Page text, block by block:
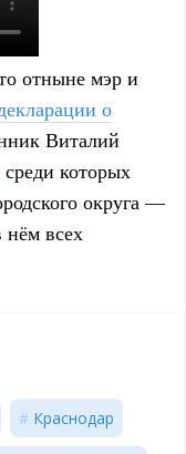
отныне мэр и
о
Виталий
среди которых
округа —
нём всех
Краснодар